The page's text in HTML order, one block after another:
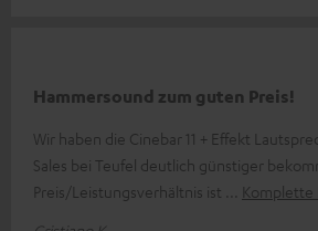
Hammersound zum guten Preis!
Wir haben die Cinebar 11 + Effekt
Sales bei Teufel deutlich günstiger
Preis/Leistungsverhältnis ist
Komplette